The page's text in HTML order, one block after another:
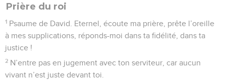
Prière du roi
1 Psaume de David. Eternel, écoute ma prière, prête l’oreille
à mes supplications, réponds-moi dans ta fidélité, dans ta
justice !
2 N’entre pas en jugement avec ton serviteur, car aucun
vivant n’est juste devant toi.